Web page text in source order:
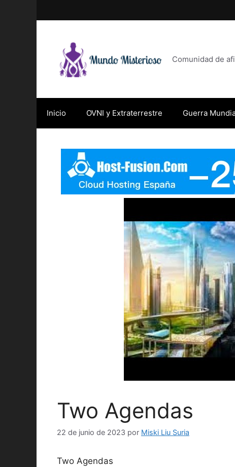
Comunidad de
Inicio OVNI y Extraterrestre Guerra
Two Agendas
22 de junio de 2023 por Miski Liu Suria
Two Agendas